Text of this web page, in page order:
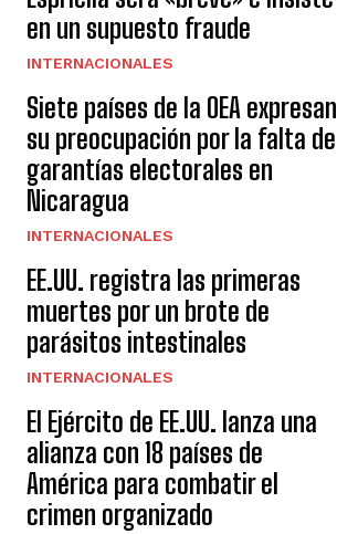
en un supuesto fraude
INTERNACIONALES
Siete países de la OEA expresan
su preocupación por la falta de
garantías electorales en
Nicaragua
INTERNACIONALES
EE.UU. registra las primeras
muertes por un brote de
parásitos intestinales
INTERNACIONALES
El Ejército de EE.UU. lanza una
alianza con 18 países de
América para combatir el
crimen organizado